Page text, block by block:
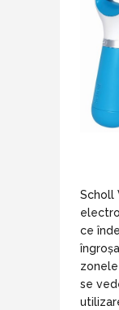
Scholl
ce
se